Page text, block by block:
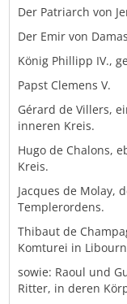
Der Patriarch von
Der Emir von
König Phillipp IV.,
Papst Clemens V.
Gérard de Villers,
inneren Kreis.
Hugo de Chalons,
Kreis.
Jacques de Molay,
Templerordens.
Thibaut de
Komturei in
sowie: Raoul und
Ritter, in deren